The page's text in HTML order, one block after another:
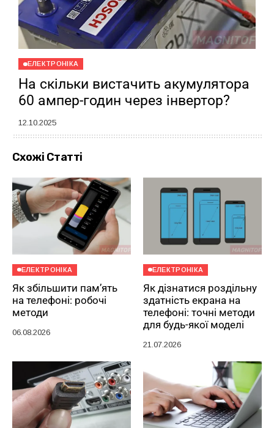
ЕЛЕКТРОНІКА
На скільки вистачить акумулятора
60 ампер-годин через інвертор?
12.10.2025
Схожі Статті
ЕЛЕКТРОНІКА
Як збільшити пам’ять
на телефоні: робочі
методи
06.08.2026
ЕЛЕКТРОНІКА
Як дізнатися роздільну
здатність екрана на
телефоні: точні методи
для будь-якої моделі
21.07.2026